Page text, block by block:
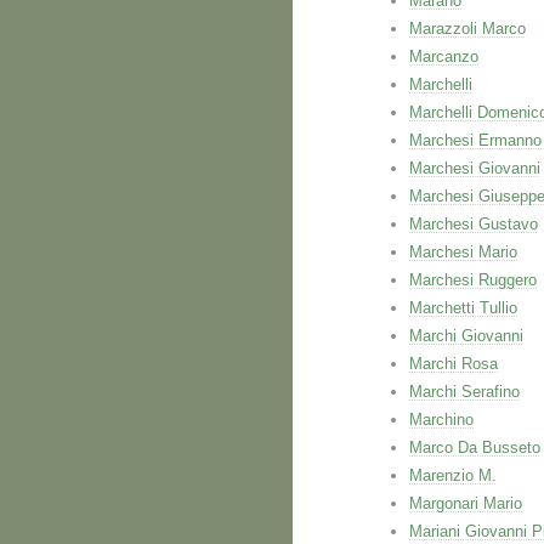
Marazzoli Marco
Marcanzo
Marchelli
Marchelli
Marchesi Ermanno
Marchesi Giovanni
Marchesi Giuseppe
Marchesi Gustavo
Marchesi Mario
Marchesi Ruggero
Marchetti Tullio
Marchi Giovanni
Marchi Rosa
Marchi Serafino
Marchino
Marco Da Busseto
Marenzio M.
Margonari Mario
Mariani Giovanni